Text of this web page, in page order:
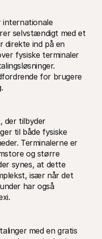
selvstændigt med et
direkte ind på en
fysiske terminaler
for brugere
der tilbyder
til både fysiske
Terminalerne er
og større
synes, at dette
især når det
har også
med en gratis